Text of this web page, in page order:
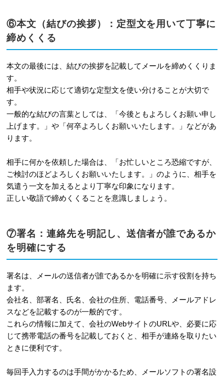
⑥本文（結びの挨拶）：定型文を用いて丁寧に
締めくくる
本文の最後には、結びの挨拶を記載してメールを締めくくりま
す。
相手や状況に応じて適切な定型文を使い分けることが大切で
す。
一般的な結びの言葉としては、「今後ともよろしくお願い申し
上げます。」や「何卒よろしくお願いいたします。」などがあ
ります。
相手に何かを依頼した場合は、「お忙しいところ恐縮ですが、
ご検討のほどよろしくお願いいたします。」のように、相手を
気遣う一文を加えるとより丁寧な印象になります。
正しい敬語で締めくくることを意識しましょう。
⑦署名：連絡先を明記し、送信者が誰であるか
を明確にする
署名は、メールの送信者が誰であるかを明確に示す役割を持ち
ます。
会社名、部署名、氏名、会社の住所、電話番号、メールアドレ
スなどを記載するのが一般的です。
これらの情報に加えて、会社のWebサイトのURLや、必要に応
じて携帯電話の番号を記載しておくと、相手が連絡を取りたい
ときに便利です。
毎回手入力するのは手間がかかるため、メールソフトの署名設